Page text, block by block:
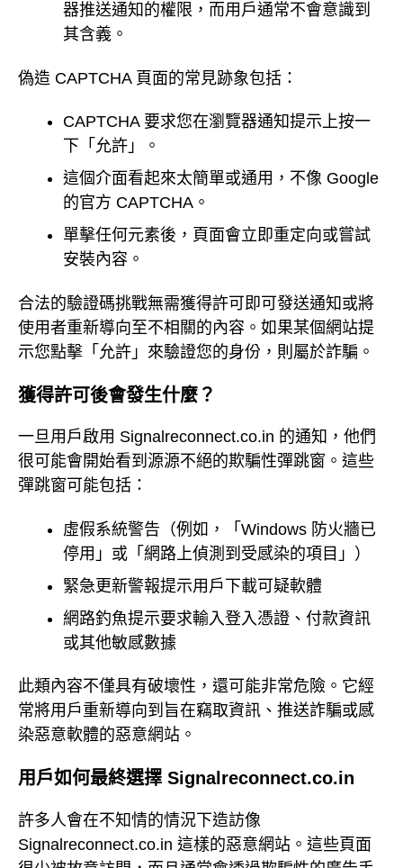
器推送通知的權限，而用戶通常不會意識到
其含義。
偽造 CAPTCHA 頁面的常見跡象包括：
CAPTCHA 要求您在瀏覽器通知提示上按一
下「允許」。
這個介面看起來太簡單或通用，不像 Google
的官方 CAPTCHA。
單擊任何元素後，頁面會立即重定向或嘗試
安裝內容。
合法的驗證碼挑戰無需獲得許可即可發送通知或將
使用者重新導向至不相關的內容。如果某個網站提
示您點擊「允許」來驗證您的身份，則屬於詐騙。
獲得許可後會發生什麼？
一旦用戶啟用 Signalreconnect.co.in 的通知，他們
很可能會開始看到源源不絕的欺騙性彈跳窗。這些
彈跳窗可能包括：
虛假系統警告（例如，「Windows 防火牆已
停用」或「網路上偵測到受感染的項目」）
緊急更新警報提示用戶下載可疑軟體
網路釣魚提示要求輸入登入憑證、付款資訊
或其他敏感數據
此類內容不僅具有破壞性，還可能非常危險。它經
常將用戶重新導向到旨在竊取資訊、推送詐騙或感
染惡意軟體的惡意網站。
用戶如何最終選擇 Signalreconnect.co.in
許多人會在不知情的情況下造訪像
Signalreconnect.co.in 這樣的惡意網站。這些頁面